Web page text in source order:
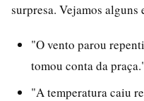
surpresa. Vejamos alguns
"O vento parou
tomou conta da
"A temperatura caiu